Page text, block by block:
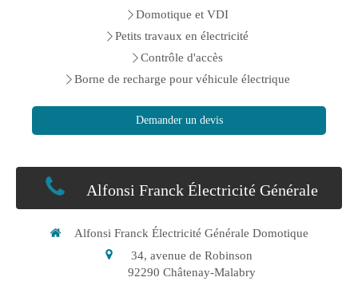
Domotique et VDI
Petits travaux en électricité
Contrôle d'accès
Borne de recharge pour véhicule électrique
Demander un devis
Alfonsi Franck Électricité Générale
Alfonsi Franck Électricité Générale Domotique
34, avenue de Robinson
92290 Châtenay-Malabry